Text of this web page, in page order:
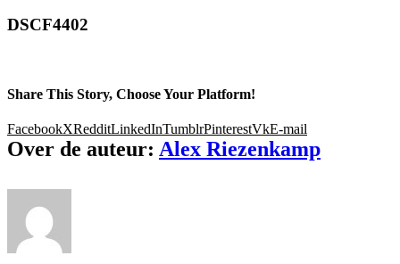
DSCF4402
Share This Story, Choose Your Platform!
FacebookXRedditLinkedInTumblrPinterestVkE-mail
Over de auteur: Alex Riezenkamp